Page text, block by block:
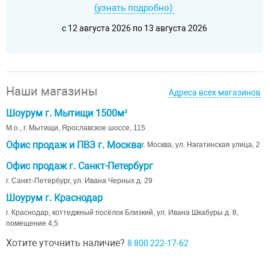
(узнать подробно):
c 12 августа 2026 по 13 августа 2026
Наши магазины Адреса всех магазинов
Шоурум г. Мытищи 1500м²
М.о., г. Мытищи, Ярославское шоссе, 115
Офис продаж и ПВЗ г. Москваг. Москва, ул. Нагатинская улица, 2
Офис продаж г. Санкт-Петербург
г. Санкт-Петербург, ул. Ивана Черных д. 29
Шоурум г. Краснодар
г. Краснодар, коттеджный посёлок Близкий, ул. Ивана Шкабуры д. 8,
помещение 4,5
Хотите уточнить наличие? 8 800 222-17-62